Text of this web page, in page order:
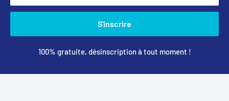
S'inscrire
100% gratuite, désinscription à tout moment !